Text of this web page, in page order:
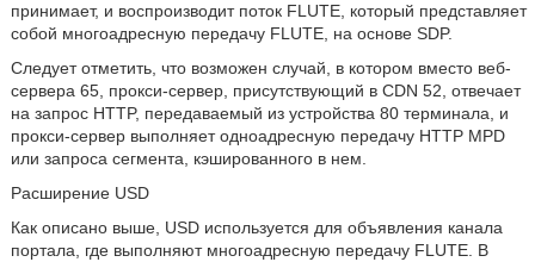
принимает, и воспроизводит поток FLUTE, который представляет
собой многоадресную передачу FLUTE, на основе SDP.
Следует отметить, что возможен случай, в котором вместо веб-
сервера 65, прокси-сервер, присутствующий в CDN 52, отвечает
на запрос HTTP, передаваемый из устройства 80 терминала, и
прокси-сервер выполняет одноадресную передачу HTTP MPD
или запроса сегмента, кэшированного в нем.
Расширение USD
Как описано выше, USD используется для объявления канала
портала, где выполняют многоадресную передачу FLUTE. В